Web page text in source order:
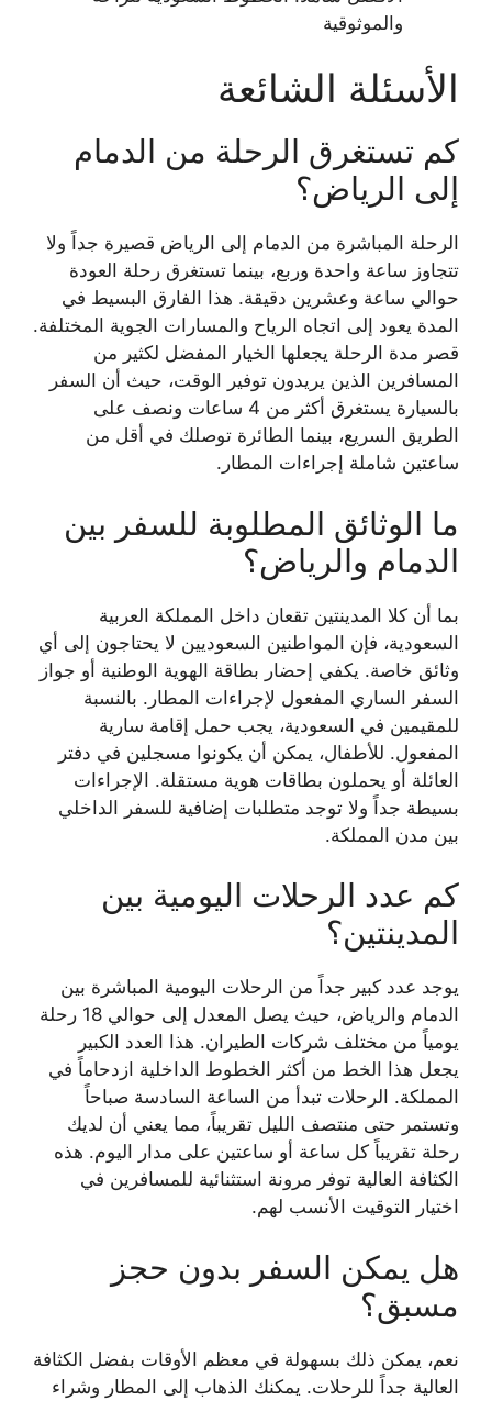
والموثوقية
الأسئلة الشائعة
كم تستغرق الرحلة من الدمام
إلى الرياض؟
الرحلة المباشرة من الدمام إلى الرياض قصيرة جداً ولا
تتجاوز ساعة واحدة وربع، بينما تستغرق رحلة العودة
حوالي ساعة وعشرين دقيقة. هذا الفارق البسيط في
المدة يعود إلى اتجاه الرياح والمسارات الجوية المختلفة.
قصر مدة الرحلة يجعلها الخيار المفضل لكثير من
المسافرين الذين يريدون توفير الوقت، حيث أن السفر
بالسيارة يستغرق أكثر من 4 ساعات ونصف على
الطريق السريع، بينما الطائرة توصلك في أقل من
ساعتين شاملة إجراءات المطار.
ما الوثائق المطلوبة للسفر بين
الدمام والرياض؟
بما أن كلا المدينتين تقعان داخل المملكة العربية
السعودية، فإن المواطنين السعوديين لا يحتاجون إلى أي
وثائق خاصة. يكفي إحضار بطاقة الهوية الوطنية أو جواز
السفر الساري المفعول لإجراءات المطار. بالنسبة
للمقيمين في السعودية، يجب حمل إقامة سارية
المفعول. للأطفال، يمكن أن يكونوا مسجلين في دفتر
العائلة أو يحملون بطاقات هوية مستقلة. الإجراءات
بسيطة جداً ولا توجد متطلبات إضافية للسفر الداخلي
بين مدن المملكة.
كم عدد الرحلات اليومية بين
المدينتين؟
يوجد عدد كبير جداً من الرحلات اليومية المباشرة بين
الدمام والرياض، حيث يصل المعدل إلى حوالي 18 رحلة
يومياً من مختلف شركات الطيران. هذا العدد الكبير
يجعل هذا الخط من أكثر الخطوط الداخلية ازدحاماً في
المملكة. الرحلات تبدأ من الساعة السادسة صباحاً
وتستمر حتى منتصف الليل تقريباً، مما يعني أن لديك
رحلة تقريباً كل ساعة أو ساعتين على مدار اليوم. هذه
الكثافة العالية توفر مرونة استثنائية للمسافرين في
اختيار التوقيت الأنسب لهم.
هل يمكن السفر بدون حجز
مسبق؟
نعم، يمكن ذلك بسهولة في معظم الأوقات بفضل الكثافة
العالية جداً للرحلات. يمكنك الذهاب إلى المطار وشراء